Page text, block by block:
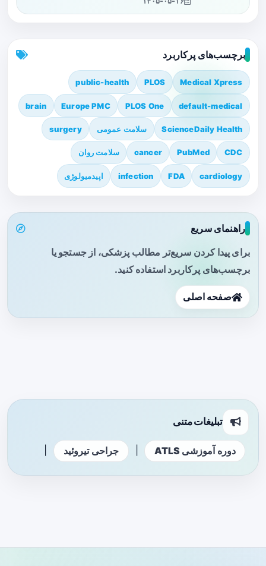
برچسب‌های پرکاربرد
Medical Xpress
PLOS
public-health
default-medical
PLOS One
Europe PMC
brain
ScienceDaily Health سلامت عمومی surgery
CDC
PubMed
cancer سلامت روان
cardiology
FDA
infection اپیدمیولوژی
راهنمای سریع
برای پیدا کردن سریع‌تر مطالب پزشکی، از جستجو یا
برچسب‌های پرکاربرد استفاده کنید.
صفحه اصلی
تبلیغات متنی
دوره آموزشی ATLS جراحی تیروئید